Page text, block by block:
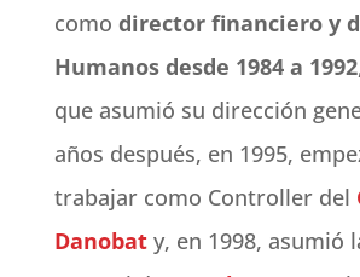
como director financiero y
Humanos desde 1984 a 1992
que asumió su dirección
años después, en 1995,
trabajar como Controller del
Danobaty, en 1998, asumió